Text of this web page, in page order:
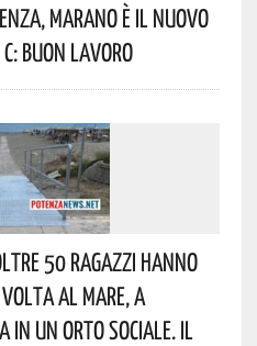
Marano È Il Nuovo
Buon Lavoro
50 Ragazzi Hanno
Al Mare, A
In Un Orto Sociale. Il